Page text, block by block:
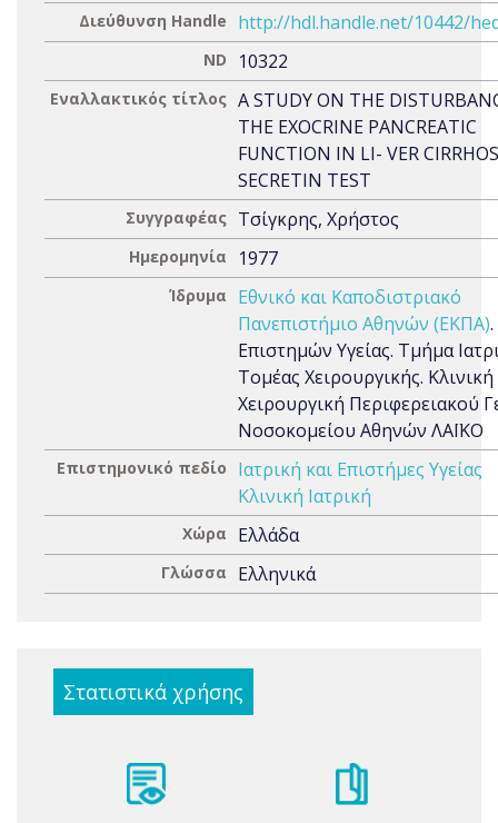
Διεύθυνση Handle http://hdl.handle.net/10442/
ND 10322
Εναλλακτικός τίτλος A STUDY ON THE
THE EXOCRINE PANCREATIC
FUNCTION IN LI- VER
SECRETIN TEST
Συγγραφέας Τσίγκρης, Χρήστος
Ημερομηνία 1977
Ίδρυμα
Εθνικό και Καποδιστριακό
Πανεπιστήμιο Αθηνών (ΕΚΠΑ)
Επιστημών Υγείας. Τμήμα
Τομέας Χειρουργικής.
Χειρουργική Περιφερειακού
Νοσοκομείου Αθηνών ΛΑΪΚΟ
Επιστημονικό πεδίο
Ιατρική και Επιστήμες Υγείας
Κλινική Ιατρική
Χώρα Ελλάδα
Γλώσσα Ελληνικά
Στατιστικά χρήσης